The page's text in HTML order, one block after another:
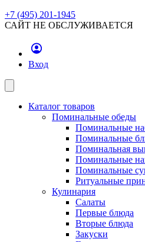
+7 (495) 201-1945
САЙТ НЕ ОБСЛУЖИВАЕТСЯ
Вход
Каталог товаров
Поминальные обеды
Поминальные
Поминальные
Поминальная
Поминальные
Поминальные
Ритуальные
Кулинария
Салаты
Первые блюда
Вторые блюда
Закуски